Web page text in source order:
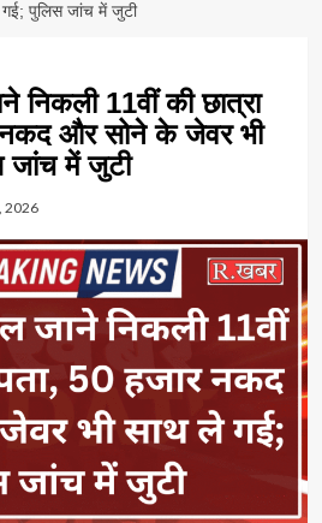
पुलिस जांच में जुटी
निकली 11वीं की छात्रा
नकद और सोने के जेवर भी
में जुटी
2026